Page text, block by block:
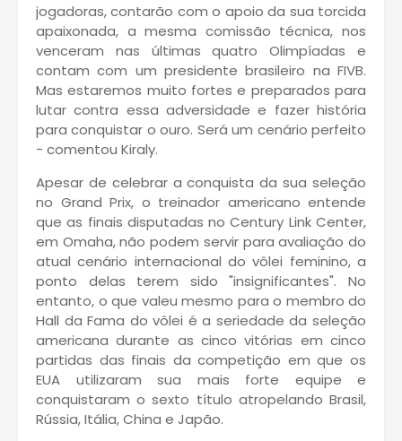
jogadoras, contarão com o apoio da sua torcida
apaixonada, a mesma comissão técnica, nos
venceram nas últimas quatro Olimpíadas e
contam com um presidente brasileiro na FIVB.
Mas estaremos muito fortes e preparados para
lutar contra essa adversidade e fazer história
para conquistar o ouro. Será um cenário perfeito
- comentou Kiraly.
Apesar de celebrar a conquista da sua seleção
no Grand Prix, o treinador americano entende
que as finais disputadas no Century Link Center,
em Omaha, não podem servir para avaliação do
atual cenário internacional do vôlei feminino, a
ponto delas terem sido "insignificantes". No
entanto, o que valeu mesmo para o membro do
Hall da Fama do vôlei é a seriedade da seleção
americana durante as cinco vitórias em cinco
partidas das finais da competição em que os
EUA utilizaram sua mais forte equipe e
conquistaram o sexto título atropelando Brasil,
Rússia, Itália, China e Japão.